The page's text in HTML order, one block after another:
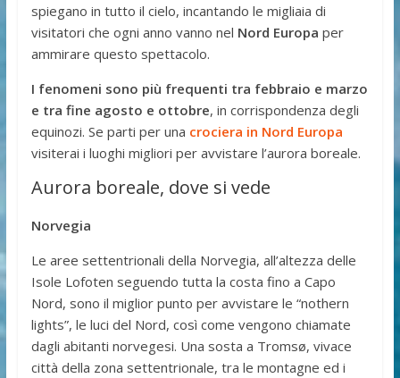
spiegano in tutto il cielo, incantando le migliaia di
visitatori che ogni anno vanno nel Nord Europa per
ammirare questo spettacolo.
I fenomeni sono più frequenti tra febbraio e marzo
e tra fine agosto e ottobre, in corrispondenza degli
equinozi. Se parti per una crociera in Nord Europa
visiterai i luoghi migliori per avvistare l’aurora boreale.
Aurora boreale, dove si vede
Norvegia
Le aree settentrionali della Norvegia, all’altezza delle
Isole Lofoten seguendo tutta la costa fino a Capo
Nord, sono il miglior punto per avvistare le “nothern
lights”, le luci del Nord, così come vengono chiamate
dagli abitanti norvegesi. Una sosta a Tromsø, vivace
città della zona settentrionale, tra le montagne ed i